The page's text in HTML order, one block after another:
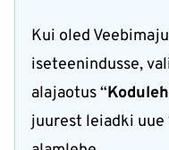
Kui oled
iseteenindusse,
alajaotus “
juurest leiadki uue